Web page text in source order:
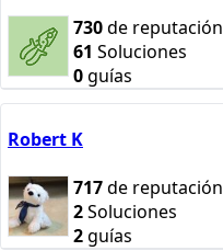
730de reputación
61 Soluciones
0guías
Robert K
717de reputación
2Soluciones
2guías